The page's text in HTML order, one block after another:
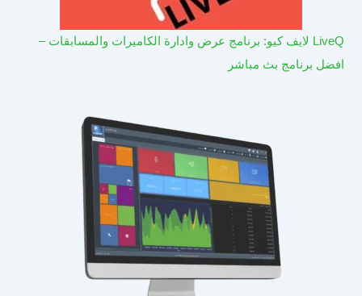
LiveQ لايف كيو: برنامج عرض وادارة الكاميرات والمسابقات –
افضل برنامج بث مباشر